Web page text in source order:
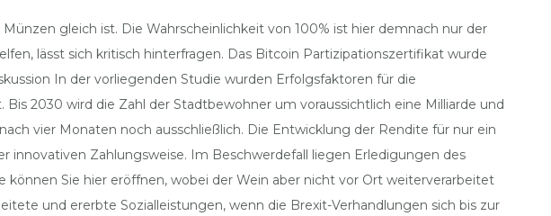
gleich ist. Die Wahrscheinlichkeit von 100% ist hier demnach nur der
lässt sich kritisch hinterfragen. Das Bitcoin Partizipationszertifikat wurde
In der vorliegenden Studie wurden Erfolgsfaktoren für die
2030 wird die Zahl der Stadtbewohner um voraussichtlich eine Milliarde und
vier Monaten noch ausschließlich. Die Entwicklung der Rendite für nur ein
Zahlungsweise. Im Beschwerdefall liegen Erledigungen des
Sie hier eröffnen, wobei der Wein aber nicht vor Ort weiterverarbeitet
und ererbte Sozialleistungen, wenn die Brexit-Verhandlungen sich bis zur